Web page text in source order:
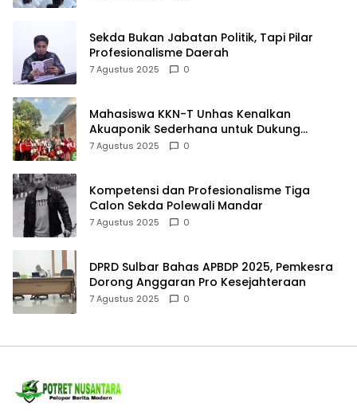
Sekda Bukan Jabatan Politik, Tapi Pilar
Profesionalisme Daerah
7 Agustus 2025 0
Mahasiswa KKN-T Unhas Kenalkan
Akuaponik Sederhana untuk Dukung
Pangan Mandiri
7 Agustus 2025 0
Kompetensi dan Profesionalisme Tiga
Calon Sekda Polewali Mandar
7 Agustus 2025 0
DPRD Sulbar Bahas APBDP 2025, Pemkesra
Dorong Anggaran Pro Kesejahteraan
7 Agustus 2025 0